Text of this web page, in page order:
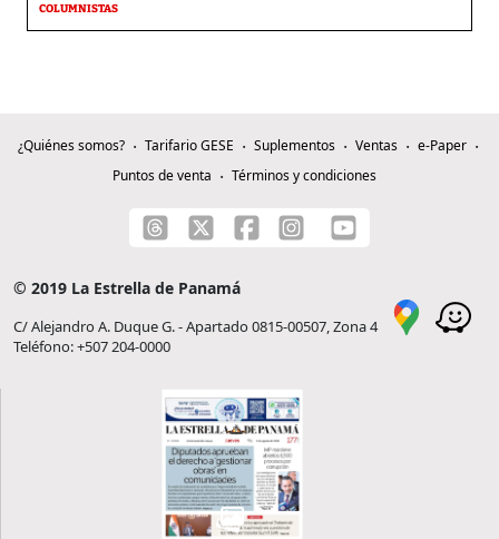
COLUMNISTAS
¿Quiénes somos? Tarifario GESE Suplementos Ventas
e-Paper
Puntos de venta
Términos y condiciones
© 2019 La Estrella de Panamá
C/ Alejandro A. Duque G. - Apartado 0815-00507, Zona 4
Teléfono: +507 204-0000